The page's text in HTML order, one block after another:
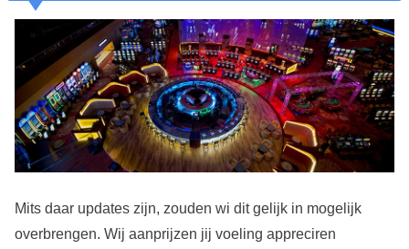
Mits daar updates zijn, zouden wi dit gelijk in mogelijk
overbrengen. Wij aanprijzen jij voeling appreciren